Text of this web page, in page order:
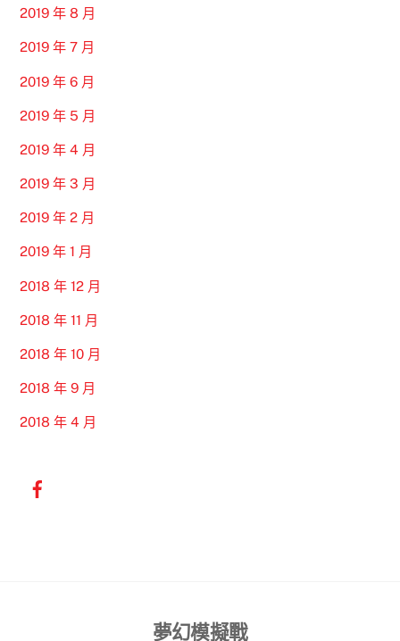
2019 年 8 月
2019 年 7 月
2019 年 6 月
2019 年 5 月
2019 年 4 月
2019 年 3 月
2019 年 2 月
2019 年 1 月
2018 年 12 月
2018 年 11 月
2018 年 10 月
2018 年 9 月
2018 年 4 月
Back
夢幻模擬戰